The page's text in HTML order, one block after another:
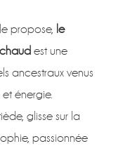
propose, le
est une
ancestraux venus
énergie.
glisse sur la
passionnée